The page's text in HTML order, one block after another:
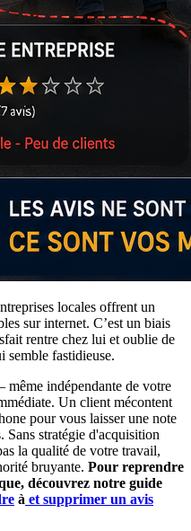
locales offrent un
sur internet. C’est un biais
rentre chez lui et oublie de
semble fastidieuse.
indépendante de votre
Un client mécontent
pour vous laisser une note
Sans stratégie d'acquisition
la qualité de votre travail,
bruyante. Pour reprendre
découvrez notre guide
à et supprimer un avis